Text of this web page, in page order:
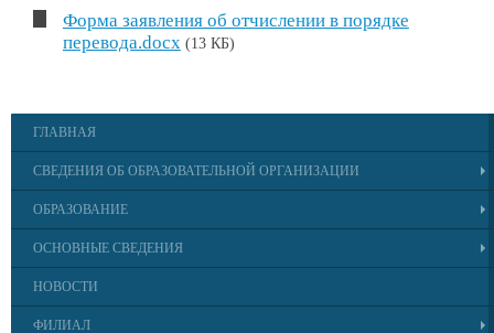
Форма заявления об отчислении в порядке
перевода.docx (13 КБ)
ГЛАВНАЯ
СВЕДЕНИЯ ОБ ОБРАЗОВАТЕЛЬНОЙ ОРГАНИЗАЦИИ
ОБРАЗОВАНИЕ
ОСНОВНЫЕ СВЕДЕНИЯ
НОВОСТИ
ФИЛИАЛ